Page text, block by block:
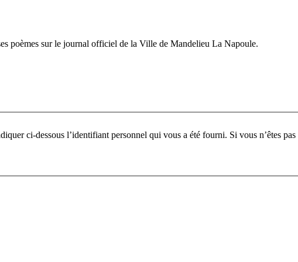
poèmes sur le journal officiel de la Ville de Mandelieu La Napoule.
Pour participer à ce forum, vous devez vous enregistrer au préalable. Merci